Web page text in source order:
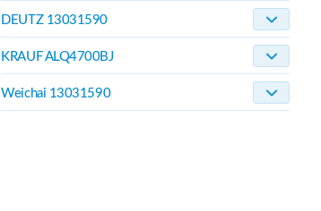
DEUTZ 13031590
KRAUF ALQ4700BJ
Weichai 13031590